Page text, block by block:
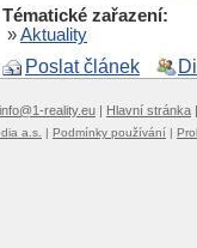
Tématické zařazení:
»Aktuality
Poslat článek
info@1-reality.eu | Hlavní stránka
a.s. | Podmínky používání |